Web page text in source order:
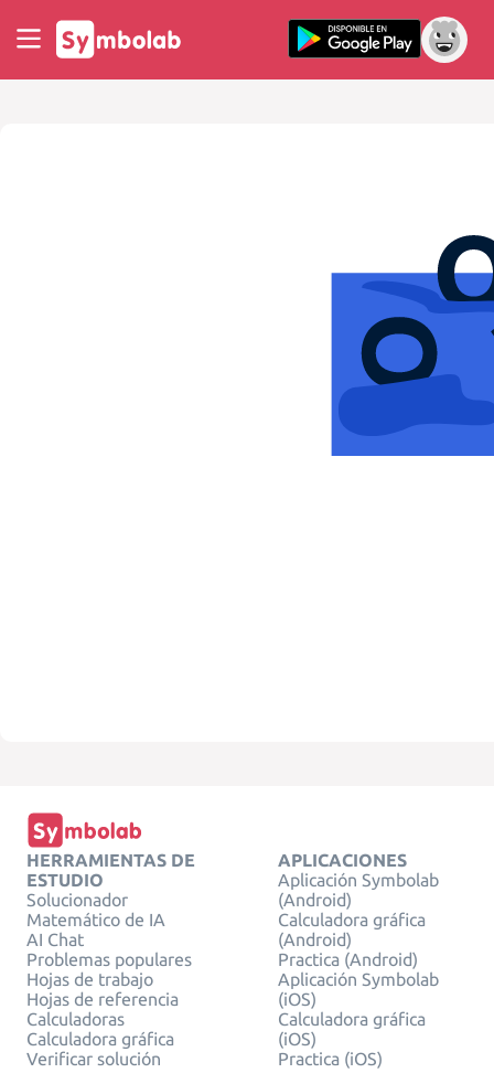
HERRAMIENTAS DE
ESTUDIO
Solucionador
Matemático de IA
AI Chat
Problemas populares
Hojas de trabajo
Hojas de referencia
Calculadoras
Calculadora gráfica
Verificar solución
APLICACIONES
Aplicación Symbolab
(Android)
Calculadora gráfica
(Android)
Practica (Android)
Aplicación Symbolab
(iOS)
Calculadora gráfica
(iOS)
Practica (iOS)